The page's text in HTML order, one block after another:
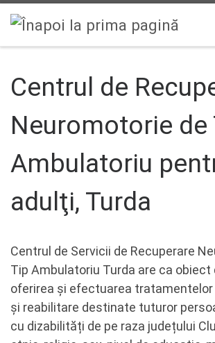
Sari la conținut
Centrul de
Neuromotorie de
Ambulatoriu
adulţi, Turda
Centrul de Servicii de Recuperare
Tip Ambulatoriu Turda are ca
oferirea și efectuarea tratamentelor
și reabilitare destinate tuturor
cu dizabilități de pe raza județului